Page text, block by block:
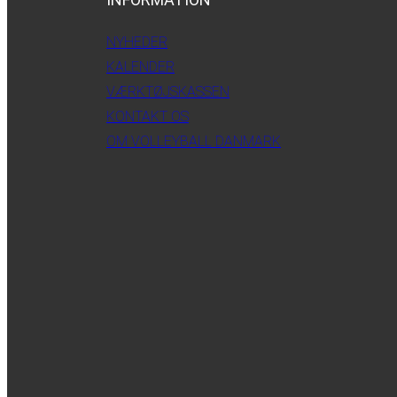
NYHEDER
KALENDER
VÆRKTØJSKASSEN
KONTAKT OS
OM VOLLEYBALL DANMARK